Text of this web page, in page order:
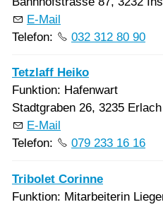
E-Mail
Telefon:
032 312 80 90
Tetzlaff Heiko
Funktion: Hafenwart
Stadtgraben 26, 3235 Erlach
E-Mail
Telefon:
079 233 16 16
Tribolet Corinne
Funktion: Mitarbeiterin